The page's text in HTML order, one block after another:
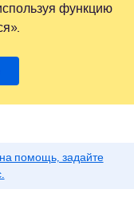
функцию
помощь, задайте